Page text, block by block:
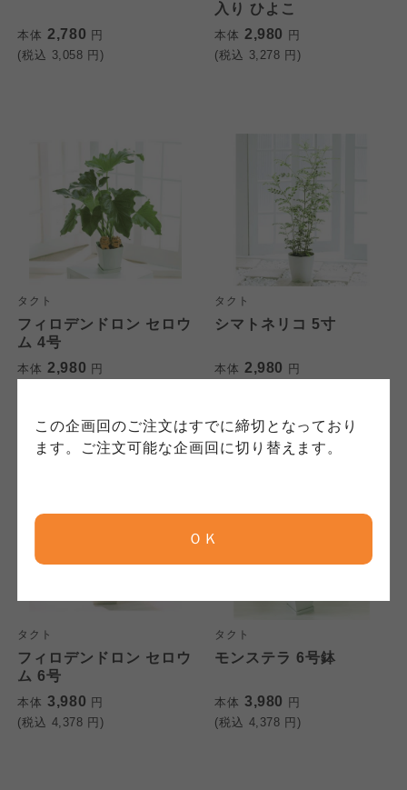
この企画回のご注文はすでに締切となっており
ます。ご注文可能な企画回に切り替えます。
ＯＫ
本体 2,780 円
(税込 3,058 円)
入り ひよこ
本体 2,980 円
(税込 3,278 円)
タクト
フィロデンドロン セロウ
ム 4号
本体 2,980 円
タクト
シマトネリコ 5寸
本体 2,980 円
タクト
フィロデンドロン セロウ
ム 6号
本体 3,980 円
(税込 4,378 円)
タクト
モンステラ 6号鉢
本体 3,980 円
(税込 4,378 円)
ご利用約款（ご利用規約・ご利
用規程）について
このサイトは7つの生協から業務委託を受けて、
コープきんき事業連合が運営しています。ご自
身が加入されている生協が定める利用約款をご
確認のうえ、ご利用ください。なお、クチコミ
投稿については、利用約款の細則として規定さ
れています。
コープしが
ならコープ
大阪いずみ市民生協
個人情報保護方針について
このサイトは7つの生協から業務委託を受けて、
コープきんき事業連合が運営しています。お預
かりしている個人情報については、コープ事業
連合、ならびに各生協の「個人情報保護方針」
にもどづいて、コープ事業連合が適切に管理を
おこなっています。
コープ事業連合、ならびに各生協の「個人情報
保護方針」については各生協のボタンをクリッ
クしてご確認ください。
コープしが
ならコープ
おおさかパルコープ
特定商取引法に基づく表記につ
このサイトは7つの生協から業務委託を受けて、
コープきんき事業連合が運営しています。販売
責任者は、それぞれご利用の生協となります。
各生協の「特定商取引法に基づく表記につい
て」については各生協のボタンをクリックして
ご確認ください。
コープしが
ならコープ
大阪いずみ市民生協